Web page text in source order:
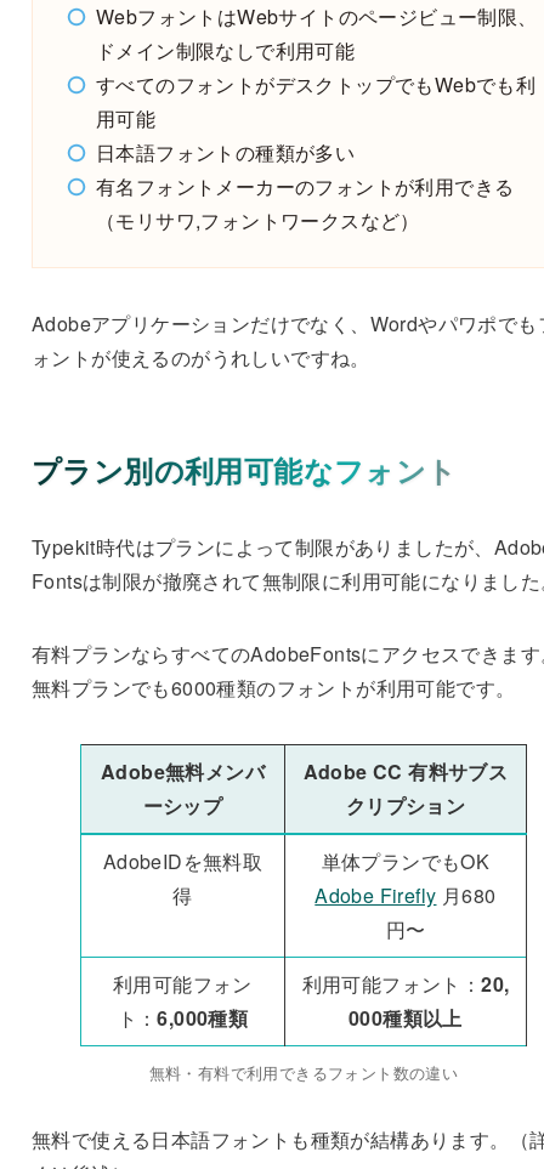
WebフォントはWebサイトのページビュー制限、
ドメイン制限なしで利用可能
すべてのフォントがデスクトップでもWebでも利
用可能
日本語フォントの種類が多い
有名フォントメーカーのフォントが利用できる
（モリサワ,フォントワークスなど）
Adobeアプリケーションだけでなく、Wordやパワポでも
ォントが使えるのがうれしいですね。
プラン別の利用可能なフォント
Typekit時代はプランによって制限がありましたが、
Fontsは制限が撤廃されて無制限に利用可能になりまし
有料プランならすべてのAdobeFontsにアクセスできま
無料プランでも6000種類のフォントが利用可能です。
Adobe無料メンバ
ーシップ
Adobe CC 有料サブス
クリプション
AdobeIDを無料取
得
単体プランでもOK
Adobe Firefly 月680
円〜
利用可能フォン
ト：6,000種類
利用可能フォント：20,
000種類以上
無料・有料で利用できるフォント数の違い
無料で使える日本語フォントも種類が結構あります。（